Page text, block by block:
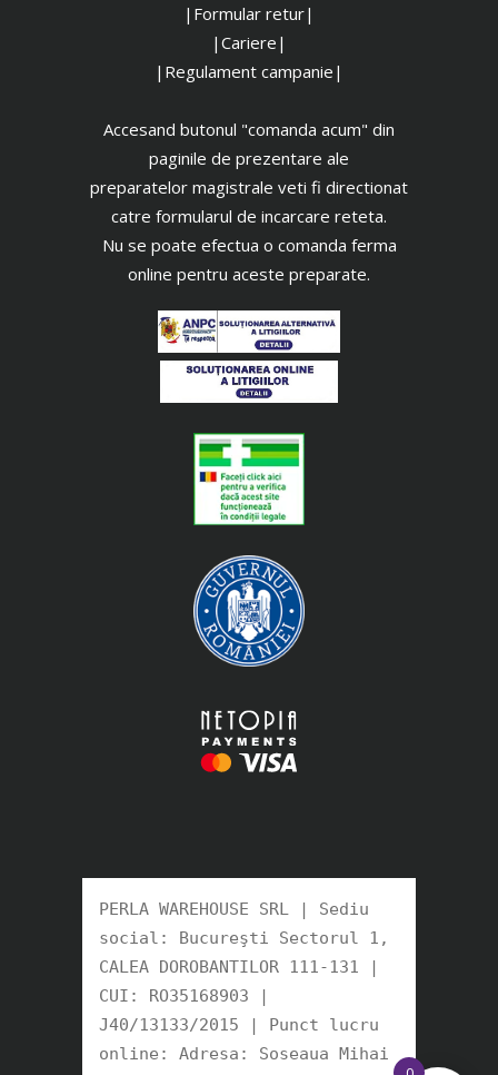
|Formular retur|
|Cariere|
|Regulament campanie|
Accesand butonul "comanda acum" din
paginile de prezentare ale
preparatelor magistrale veti fi directionat
catre formularul de incarcare reteta.
Nu se poate efectua o comanda ferma
online pentru aceste preparate.
PERLA WAREHOUSE SRL | Sediu
social: Bucureşti Sectorul 1,
CALEA DOROBANTILOR 111-131 |
CUI: RO35168903 |
J40/13133/2015 | Punct lucru
online: Adresa: Soseaua Mihai